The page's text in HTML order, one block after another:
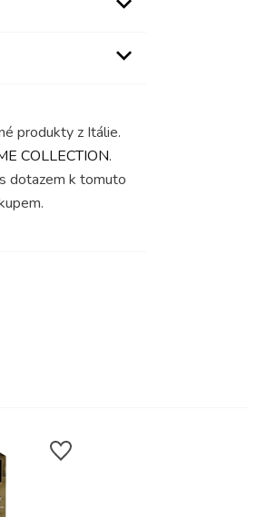
produkty z Itálie.
COLLECTION.
dotazem k tomuto